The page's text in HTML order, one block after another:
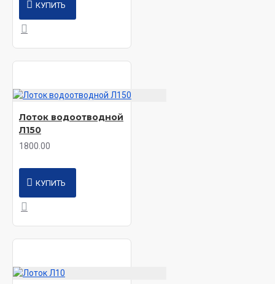
КУПИТЬ
Лоток водоотводной
Л150
1800.00
КУПИТЬ